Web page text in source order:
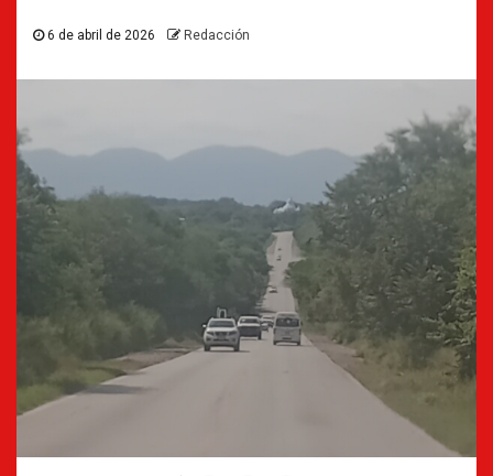
6 de abril de 2026 Redacción